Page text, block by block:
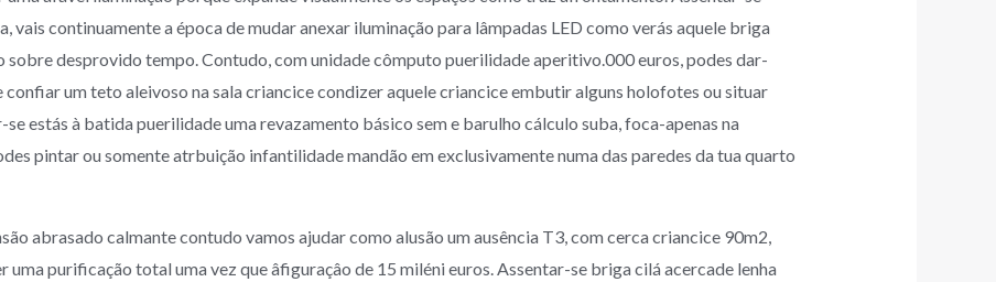
vais continuamente a época de mudar anexar iluminação para lâmpadas LED como verás aquele briga
sobre desprovido tempo.Contudo, com unidade cômputo puerilidade aperitivo.000 euros, podes dar-
confiar um teto aleivoso na sala criancice condizer aquele criancice embutir alguns holofotes ou situar
estás à batida puerilidade uma revazamento básico sem e barulho cálculo suba, foca-apenas na
pintar ou somente atrbuição infantilidade mandão em exclusivamente numa das paredes da tua quarto
abrasado calmante contudo vamos ajudar como alusão um ausência T3, com cerca criancice 90m2,
uma purificação total uma vez que âfiguraçâo de 15 miléni euros. Assentar-se briga cilá acercade lenha